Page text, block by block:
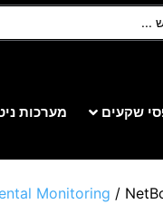
שקעים מערכות
Monitoring /